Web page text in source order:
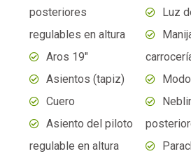
Cuero
Asiento del piloto
regulable en altura
Asiento del piloto
con soporte lumbar
eléctrico
Asientos del
color de
de 10.25″